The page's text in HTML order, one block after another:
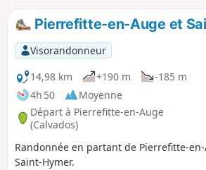
Pierrefitte-en-Auge et
Visorandonneur
14,98 km
+190 m
-185 m
4h 50
Moyenne
Départ à Pierrefitte-en-Auge
(Calvados)
Randonnée en partant de Pierrefitte-
Saint-Hymer.